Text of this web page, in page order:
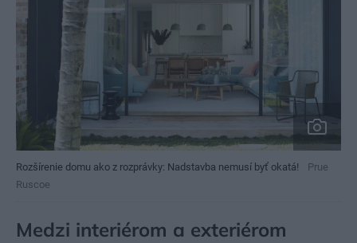
Rozšírenie domu ako z rozprávky: Nadstavba nemusí byť okatá!
Prue
Ruscoe
Medzi interiérom a exteriérom